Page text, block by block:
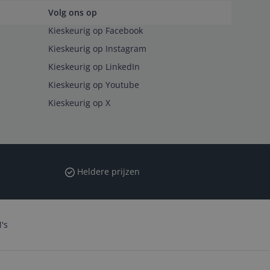
Volg ons op
Kieskeurig op Facebook
Kieskeurig op Instagram
Kieskeurig op LinkedIn
Kieskeurig op Youtube
Kieskeurig op X
Heldere prijzen